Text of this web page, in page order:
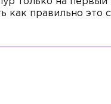
как правильно это